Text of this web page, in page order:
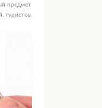
предмет
туристов.